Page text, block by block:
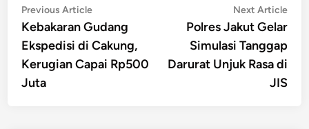
Post
navigation
Previous ArticlePrevious
article:
Kebakaran Gudang
Ekspedisi di Cakung,
Kerugian Capai Rp500
Juta
Next Article
Polres Jakut Gelar
Simulasi Tanggap
Darurat Unjuk Rasa di
JIS